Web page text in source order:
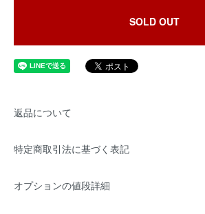
SOLD OUT
返品について
特定商取引法に基づく表記
オプションの値段詳細